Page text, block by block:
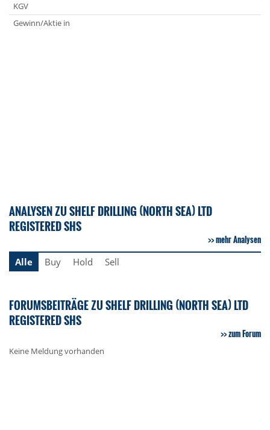
KGV
Gewinn/Aktie in
ANALYSEN ZU SHELF DRILLING (NORTH SEA) LTD
REGISTERED SHS
mehr Analysen
Alle
Buy Hold Sell
FORUMSBEITRÄGE ZU SHELF DRILLING (NORTH SEA) LTD
REGISTERED SHS
zum Forum
Keine Meldung vorhanden